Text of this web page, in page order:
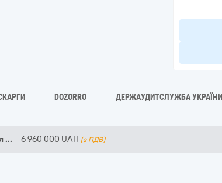
DOZORRO ДЕРЖАУДИТСЛУЖБА УКРАЇНИ
... 6 960 000 UAH (з ПДВ)